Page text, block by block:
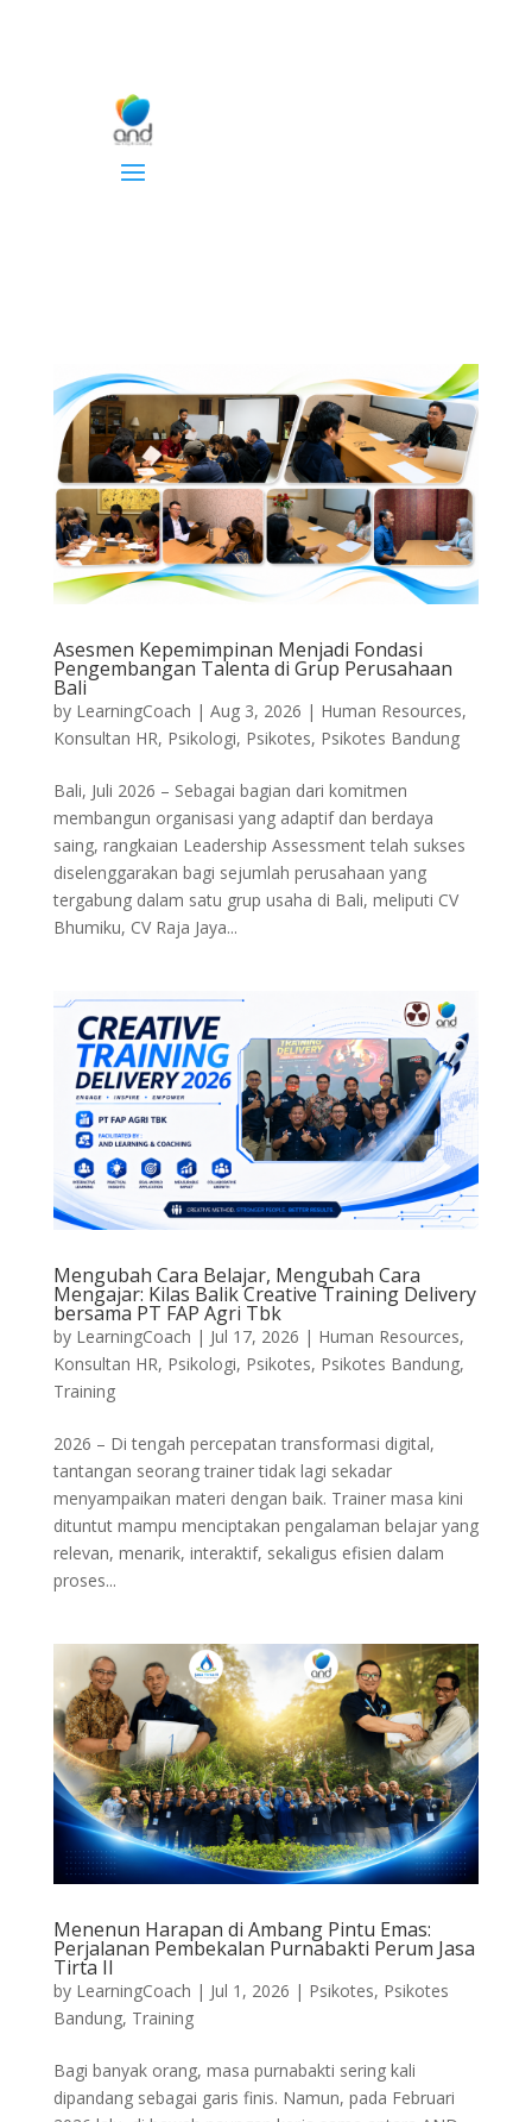
Asesmen Kepemimpinan Menjadi Fondasi
Pengembangan Talenta di Grup Perusahaan
Bali
by LearningCoach | Aug 3, 2026 | Human Resources,
Konsultan HR, Psikologi, Psikotes, Psikotes Bandung
Bali, Juli 2026 – Sebagai bagian dari komitmen
membangun organisasi yang adaptif dan berdaya
saing, rangkaian Leadership Assessment telah sukses
diselenggarakan bagi sejumlah perusahaan yang
tergabung dalam satu grup usaha di Bali, meliputi CV
Bhumiku, CV Raja Jaya...
Mengubah Cara Belajar, Mengubah Cara
Mengajar: Kilas Balik Creative Training Delivery
bersama PT FAP Agri Tbk
by LearningCoach | Jul 17, 2026 | Human Resources,
Konsultan HR, Psikologi, Psikotes, Psikotes Bandung,
Training
2026 – Di tengah percepatan transformasi digital,
tantangan seorang trainer tidak lagi sekadar
menyampaikan materi dengan baik. Trainer masa kini
dituntut mampu menciptakan pengalaman belajar yang
relevan, menarik, interaktif, sekaligus efisien dalam
proses...
Menenun Harapan di Ambang Pintu Emas:
Perjalanan Pembekalan Purnabakti Perum Jasa
Tirta II
by LearningCoach | Jul 1, 2026 | Psikotes, Psikotes
Bandung, Training
Bagi banyak orang, masa purnabakti sering kali
dipandang sebagai garis finis. Namun, pada Februari